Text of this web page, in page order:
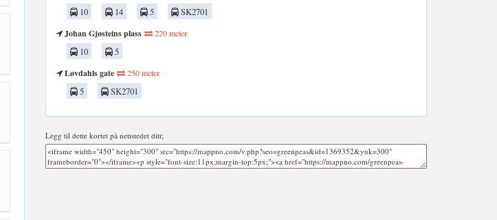
10 14 5
SK2701
Johan Gjøsteins plass
220 meter
10
5
Løvdahls gate
250 meter
5 SK2701
Legg til dette kortet på nettstedet ditt;